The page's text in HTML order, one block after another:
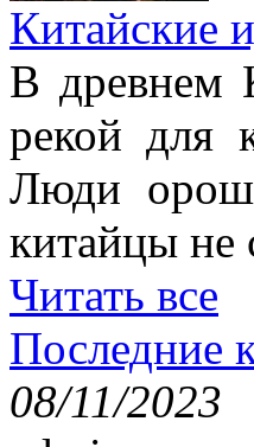
Китайские
В древнем
рекой для
Люди
китайцы не
Читать все
Последние
08/11/2023